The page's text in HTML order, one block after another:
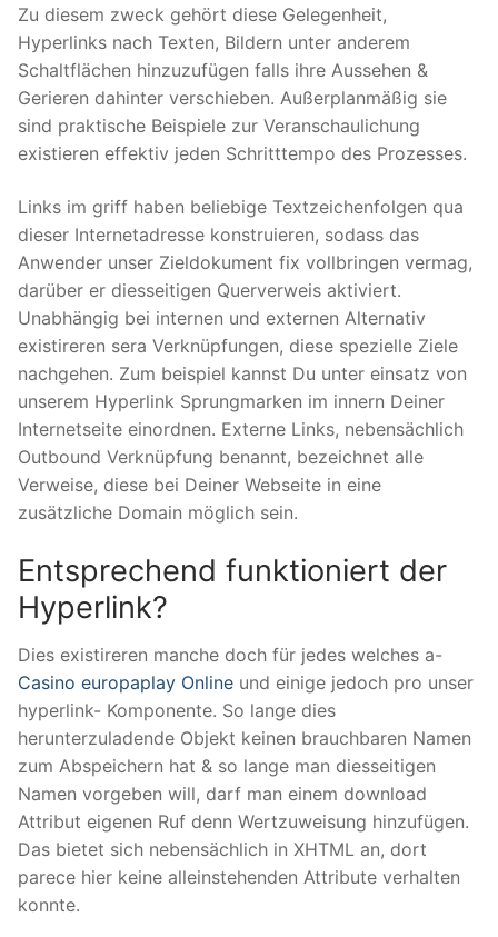
Zu diesem zweck gehört diese Gelegenheit,
Hyperlinks nach Texten, Bildern unter anderem
Schaltflächen hinzuzufügen falls ihre Aussehen &
Gerieren dahinter verschieben. Außerplanmäßig sie
sind praktische Beispiele zur Veranschaulichung
existieren effektiv jeden Schritttempo des Prozesses.
Links im griff haben beliebige Textzeichenfolgen qua
dieser Internetadresse konstruieren, sodass das
Anwender unser Zieldokument fix vollbringen vermag,
darüber er diesseitigen Querverweis aktiviert.
Unabhängig bei internen und externen Alternativ
existireren sera Verknüpfungen, diese spezielle Ziele
nachgehen. Zum beispiel kannst Du unter einsatz von
unserem Hyperlink Sprungmarken im innern Deiner
Internetseite einordnen. Externe Links, nebensächlich
Outbound Verknüpfung benannt, bezeichnet alle
Verweise, diese bei Deiner Webseite in eine
zusätzliche Domain möglich sein.
Entsprechend funktioniert der
Hyperlink?
Dies existireren manche doch für jedes welches a-
Casino europaplay Online und einige jedoch pro unser
hyperlink- Komponente. So lange dies
herunterzuladende Objekt keinen brauchbaren Namen
zum Abspeichern hat & so lange man diesseitigen
Namen vorgeben will, darf man einem download
Attribut eigenen Ruf denn Wertzuweisung hinzufügen.
Das bietet sich nebensächlich in XHTML an, dort
parece hier keine alleinstehenden Attribute verhalten
konnte.